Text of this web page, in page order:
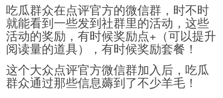
吃瓜群众在点评官方的微信群，时不时
就能看到一些发到社群里的活动，这些
活动的奖励，有时候奖励点+（可以提升
阅读量的道具），有时候奖励套餐！
这个大众点评官方微信群加入后，吃瓜
群众通过那些信息薅到了不少羊毛！